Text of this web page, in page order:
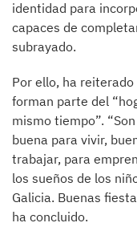
identidad para
capaces de
subrayado.
Por ello, ha
forman parte del
mismo tiempo”.
buena para vivir,
trabajar, para
los sueños de los
Galicia. Buenas
ha concluido.